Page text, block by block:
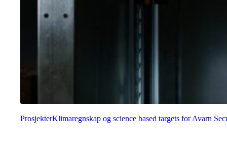
ProsjekterKlimaregnskap og science based targets for Avarn